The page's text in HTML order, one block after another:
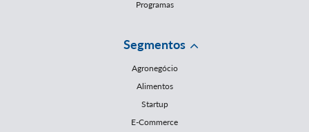
Programas
Segmentos
Agronegócio
Alimentos
Startup
E-Commerce